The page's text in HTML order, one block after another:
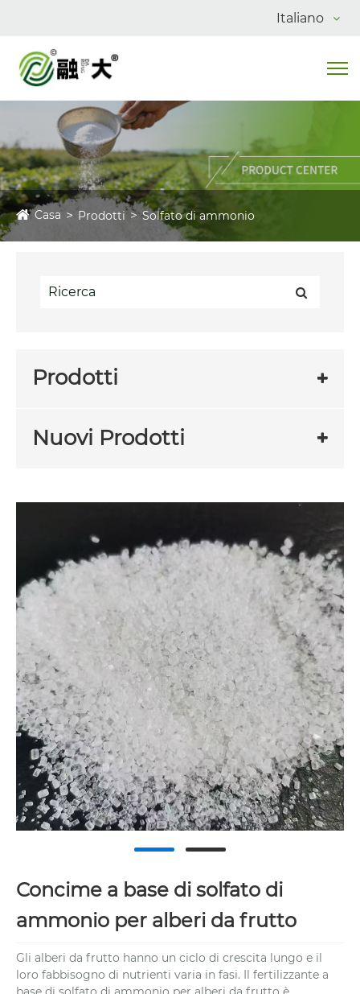
Italiano
Casa Prodotti Solfato di ammonio
Prodotti
Nuovi Prodotti
Concime a base di solfato di
ammonio per alberi da frutto
Gli alberi da frutto hanno un ciclo di crescita lungo e il
loro fabbisogno di nutrienti varia in fasi. Il fertilizzante a